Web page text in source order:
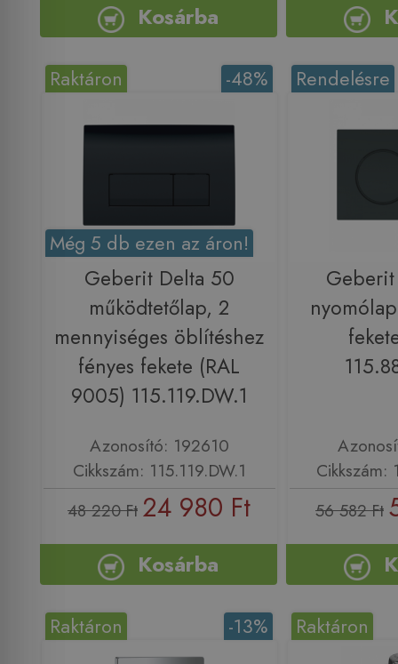
Kosárba
-48%
Raktáron
Még 5 db ezen az áron!
Geberit Delta 50
működtetőlap, 2
mennyiséges öblítéshez
fényes fekete (RAL
9005) 115.119.DW.1
Azonosító: 192610
Cikkszám: 115.119.DW.1
48 220 Ft 24 980 Ft
Kosárba
Rendelésre
Cikkszám:
56 582 Ft
-13%
Raktáron Raktáron